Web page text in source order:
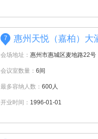
7 惠州天悦（嘉柏）大
会场地址： 惠州市惠城区麦地路22号
会议室数量： 6间
最多容纳人数： 600人
开业时间： 1996-01-01